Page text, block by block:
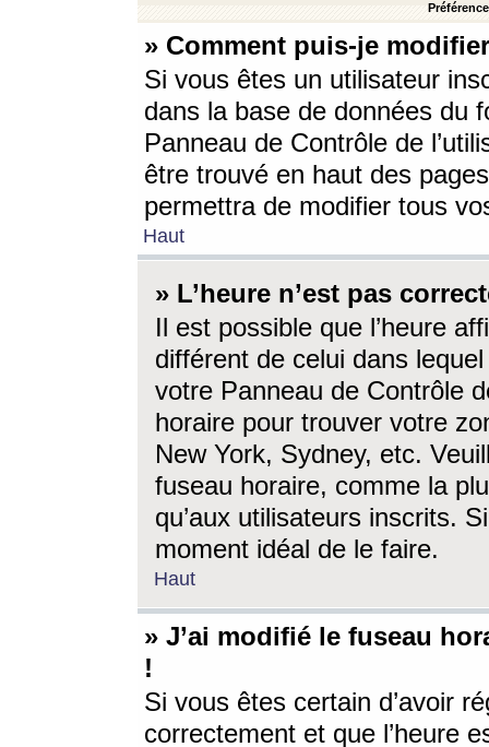
» Comment puis-je
Si vous êtes un utilisateur
dans la base de données du
Panneau de Contrôle de
être trouvé en haut des
permettra de modifier tous
Haut
» L’heure n’est pas
Il est possible que l’heure
différent de celui dans
votre Panneau de Contrôle
horaire pour trouver votre
New York, Sydney, etc.
fuseau horaire, comme la
qu’aux utilisateurs inscrits.
moment idéal de le faire.
Haut
» J’ai modifié le fuseau
!
Si vous êtes certain d’avoir
correctement et que l’heure